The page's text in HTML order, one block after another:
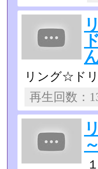
リング☆ド
再生回数